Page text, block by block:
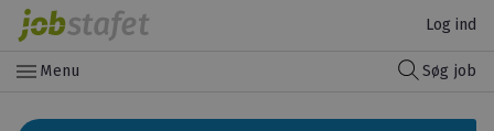
Log ind
menu Menu Søg job